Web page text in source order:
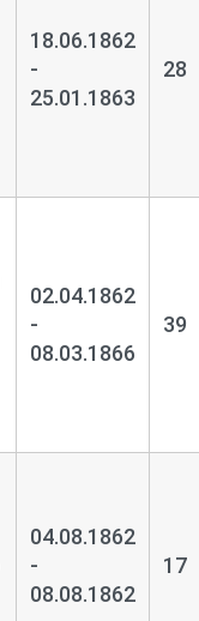
18.06.1862
-
25.01.1863
28
02.04.1862
-
08.03.1866
39
04.08.1862
-
08.08.1862
17